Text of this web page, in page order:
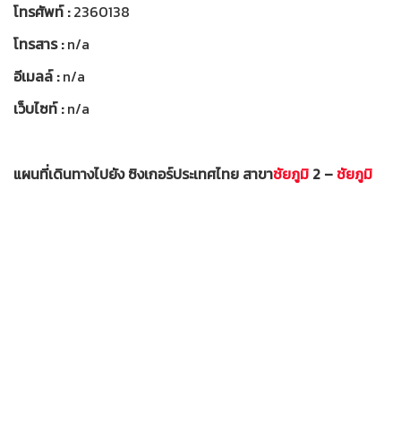
โทรศัพท์ :2360138
โทรสาร :n/a
อีเมลล์ :n/a
เว็บไซท์ :n/a
แผนที่เดินทางไปยัง ซิงเกอร์ประเทศไทย สาขาชัยภูมิ 2 –ชัยภูมิ